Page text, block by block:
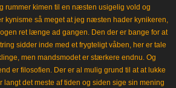
rummer kimen til en næsten usigelig vold og
kynisme så meget at jeg næsten hader kynikeren,
ret længe ad gangen. Den der er bange for at
sidder inde med et frygteligt våben, her er tale
men mandsmodet er stærkere endnu. Og
er filosofien. Der er al mulig grund til at at lukke
langt det meste af tiden og siden sige sin mening